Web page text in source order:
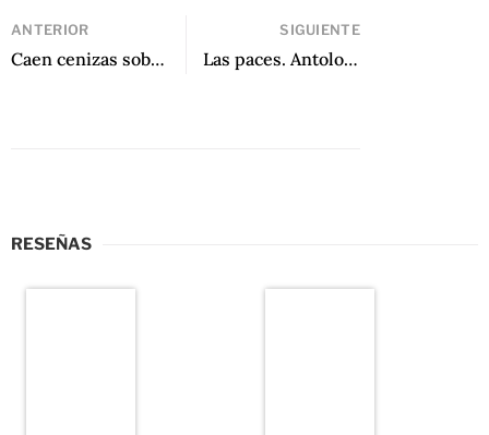
ANTERIOR
Caen cenizas sobre la ciudad de Carolina Cárdenas
SIGUIENTE
Las paces. Antología 1958-2016 de Rafael Cadenas
RESEÑAS